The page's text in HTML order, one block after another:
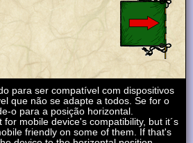
para ser compatível com dispositivos
que não se adapte a todos. Se for o
o para a posição horizontal.
mobile device's compatibility, but it´s